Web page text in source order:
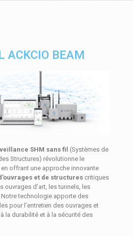
ACKCIO BEAM
SHM sans fil (Systèmes de
Structures) révolutionne le
offrant une approche innovante
et de structurescritiques
ouvrages d’art, les tunnels, les
technologie apporte des
pour l’entretien des ouvrages et
la durabilité et à la sécurité des